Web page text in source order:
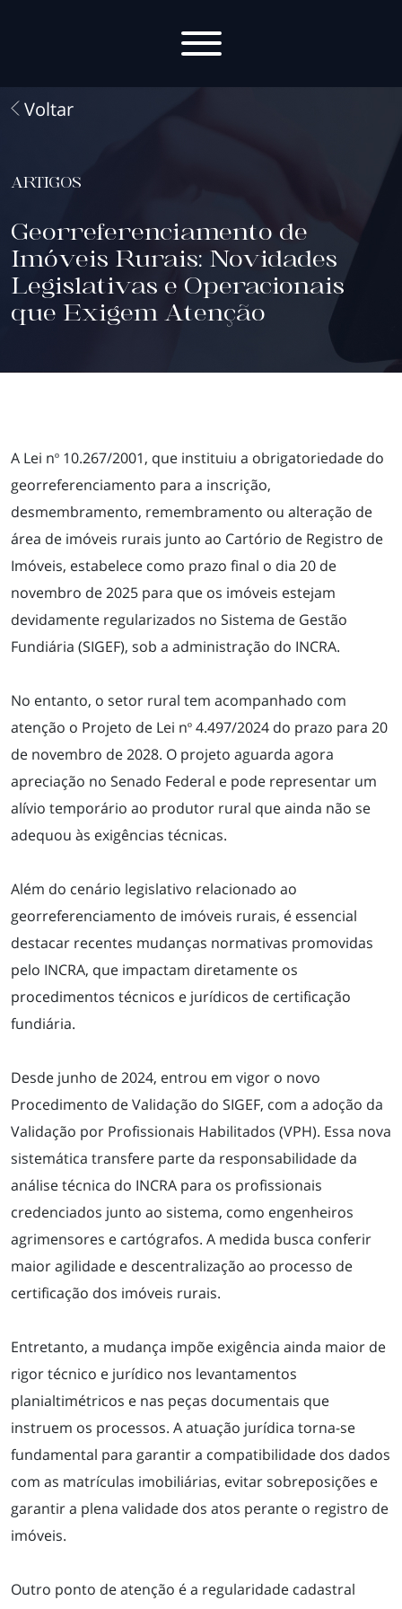
Voltar
ARTIGOS
Georreferenciamento de
Imóveis Rurais: Novidades
Legislativas e Operacionais
que Exigem Atenção
A Lei nº 10.267/2001, que instituiu a obrigatoriedade do
georreferenciamento para a inscrição,
desmembramento, remembramento ou alteração de
área de imóveis rurais junto ao Cartório de Registro de
Imóveis, estabelece como prazo final o dia 20 de
novembro de 2025 para que os imóveis estejam
devidamente regularizados no Sistema de Gestão
Fundiária (SIGEF), sob a administração do INCRA.
No entanto, o setor rural tem acompanhado com
atenção o Projeto de Lei nº 4.497/2024 do prazo para 20
de novembro de 2028. O projeto aguarda agora
apreciação no Senado Federal e pode representar um
alívio temporário ao produtor rural que ainda não se
adequou às exigências técnicas.
Além do cenário legislativo relacionado ao
georreferenciamento de imóveis rurais, é essencial
destacar recentes mudanças normativas promovidas
pelo INCRA, que impactam diretamente os
procedimentos técnicos e jurídicos de certificação
fundiária.
Desde junho de 2024, entrou em vigor o novo
Procedimento de Validação do SIGEF, com a adoção da
Validação por Profissionais Habilitados (VPH). Essa nova
sistemática transfere parte da responsabilidade da
análise técnica do INCRA para os profissionais
credenciados junto ao sistema, como engenheiros
agrimensores e cartógrafos. A medida busca conferir
maior agilidade e descentralização ao processo de
certificação dos imóveis rurais.
Entretanto, a mudança impõe exigência ainda maior de
rigor técnico e jurídico nos levantamentos
planialtimétricos e nas peças documentais que
instruem os processos. A atuação jurídica torna-se
fundamental para garantir a compatibilidade dos dados
com as matrículas imobiliárias, evitar sobreposições e
garantir a plena validade dos atos perante o registro de
imóveis.
Outro ponto de atenção é a regularidade cadastral